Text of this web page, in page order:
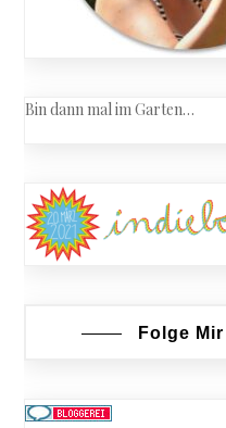
Bin dann mal im Garten…
Folge